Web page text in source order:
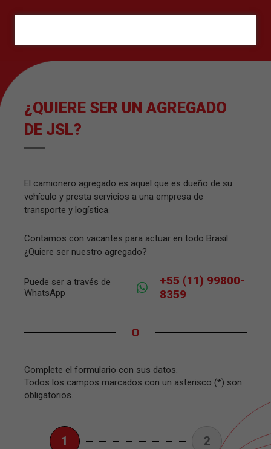
¿QUIERE SER UN AGREGADO
DE JSL?
El camionero agregado es aquel que es dueño de su
vehículo y presta servicios a una empresa de
transporte y logística.
Contamos con vacantes para actuar en todo Brasil.
¿Quiere ser nuestro agregado?
Puede ser a través de
WhatsApp
+55 (11) 99800-
8359
O
Complete el formulario con sus datos.
Todos los campos marcados con un asterisco (*) son
obligatorios.
1 2